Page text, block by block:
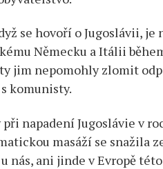
se hovoří o Jugoslávii,
Německu a Itálii
jim nepomohly zlomit
komunisty.
napadení Jugoslávie v
masáží se snažila
nás, ani jinde v Evropě